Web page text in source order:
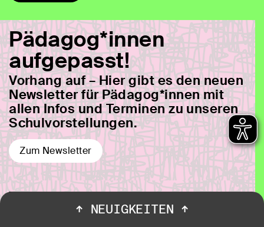
Pädagog*innen
aufgepasst!
Vorhang auf – Hier gibt es den neuen
Newsletter für Pädagog*innen mit
allen Infos und Terminen zu unseren
Schulvorstellungen.
Zum Newsletter
Whatever the fuck you
↑ NEUIGKEITEN ↑